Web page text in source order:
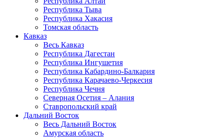
Республика Тыва
Республика Хакасия
Томская область
Кавказ
Весь Кавказ
Республика Дагестан
Республика Ингушетия
Республика Кабардино-Балкария
Республика Карачаево-Черкесия
Республика Чечня
Северная Осетия – Алания
Ставропольский край
Дальний Восток
Весь Дальний Восток
Амурская область